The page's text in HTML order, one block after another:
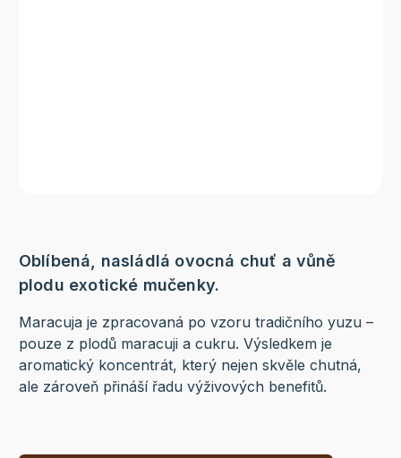
Oblíbená, nasládlá ovocná chuť a vůně
plodu exotické mučenky.
Maracuja je zpracovaná po vzoru tradičního yuzu –
pouze z plodů maracuji a cukru. Výsledkem je
aromatický koncentrát, který nejen skvěle chutná,
ale zároveň přináší řadu výživových benefitů.